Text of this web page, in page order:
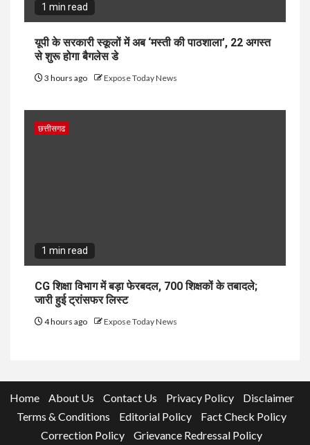
1 min read
यूपी के सरकारी स्कूलों में अब ‘मस्ती की पाठशाला’, 22 अगस्त
से शुरू होगा बैगलेस डे
3 hours ago Expose Today News
छत्तीसगढ
1 min read
CG शिक्षा विभाग में बड़ा फेरबदल, 700 शिक्षकों के तबादले;
जारी हुई ट्रांसफर लिस्ट
4 hours ago Expose Today News
Home About Us Contact Us Privacy Policy
Disclaimer
Terms & Conditions
Editorial Policy
Fact Check Policy
Correction Policy
Grievance Redressal Policy